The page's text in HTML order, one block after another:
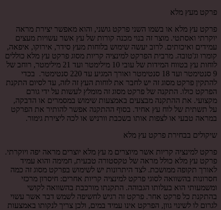
פרקט מעץ מלא
פרקט עץ מלא או בשמו השני פרקט גושני, והוא מאפשר יצירת מראה
יוקרתי ואסתטי. מוצר זה בנוי מכנה קורות של עץ אשר עשויות מעצים
עמידים ואיכותים. לרוב יעשה שימוש בלוחות מעץ סידר, אירוקו, איפאה,
קומרו וג'טובה. מרבית הפרקט למינציה קריות מסוג פרקט עץ מלא כוללים
לוחות עץ בטווח המידות של עובי 10 מילימטר ועד 21 מילימטר, רוחב של
9 סנטימטר ועד 18 סנטימטר ואורך המגיע עד 220 סנטימטר. בכדי
להתקין פרקט מסוג זה יש לחבר את לוחות העץ זה לזה, עד לסיום התקנת
הפרקט כולו. התקנה של פרקט מסוג זה מומלץ לעשות על ידי גורם
מקצועי. את ההתקנה מבצעים באמצעות שימוש במסמרים או הדבקה,
על תשתית של לוח עץ אחיד. בסוף ההתקנה אפשר להותיר את הפרקט
במראה טבעי או לצפות אותו בשכבת וורניש או לכה ליצירת גימור.
שיקולים בבחירת פרקט עץ מלא
פרקט למינציה קריות אשר מיוצרים מ עץ מלא יוצרים מראה יפה ויוקרתי.
פרקט עץ מלא כולל מראה של טקסטורה טבעית, חמימה והוא עמיד
לאורך תקופה ממושכת. לצד היתרונות יש לשימוש בפרקט מסוג זה כמה
חסרונות בהשוואה לסוגי פרקט למינציה קריות אחרים: חיסרון מרכזי
ומשמעותי הוא בעלותו הגבוהה. התקנתו מורכבת בהשוואה לקושי
בהתקנת כל פרקט אחר. פרקט זה רגיש לחשיפה לשמש דבר אשר עשוי
לגרום לו לשינוי גוון, הפרקט אינו עמיד במים, ולכן צריך לנקותו באמצעות